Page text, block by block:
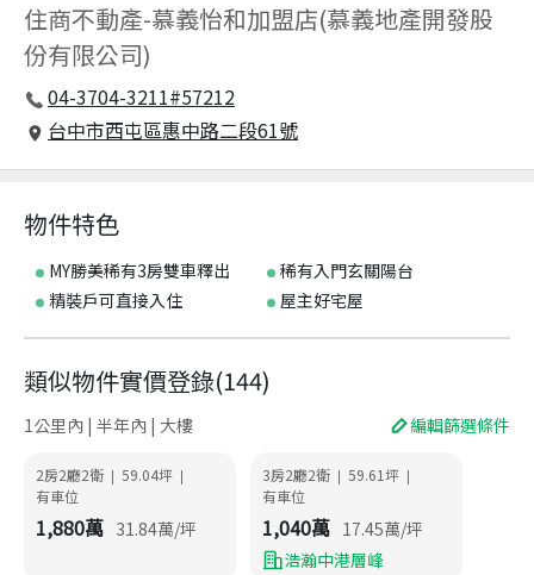
住商不動產-慕義怡和加盟店(慕義地產開發股
份有限公司)
04-3704-3211#57212
台中市西屯區惠中路二段61號
物件特色
MY勝美稀有3房雙車釋出
稀有入門玄關陽台
精裝戶可直接入住
屋主好宅屋
類似物件實價登錄(144)
1公里內 | 半年內 | 大樓 編輯篩選條件
2房2廳2衛 | 59.04坪 |
有車位
1,880萬 31.84萬/坪
3房2廳2衛 | 59.61坪 |
有車位
1,040萬 17.45萬/坪
浩瀚中港層峰